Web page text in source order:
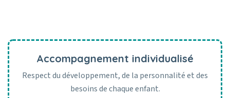
Accompagnement individualisé
Respect du développement, de la personnalité et des
besoins de chaque enfant.